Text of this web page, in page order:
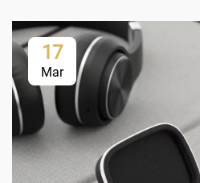
17
Mar